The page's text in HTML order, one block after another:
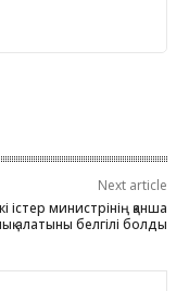
Next article
істер министрінің қанша
алатыны белгілі болды